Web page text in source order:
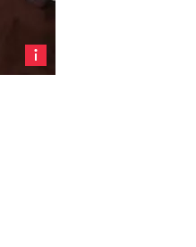
députée